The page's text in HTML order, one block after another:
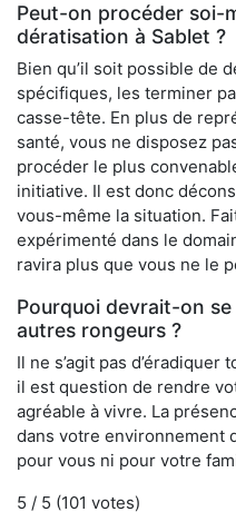
Peut-on procéder soi-
dératisation à Sablet ?
Bien qu’il soit possible de
spécifiques, les terminer
casse-tête. En plus de
santé, vous ne disposez
procéder le plus
initiative. Il est donc
vous-même la situation.
expérimenté dans le
ravira plus que vous ne le
Pourquoi devrait-on
autres rongeurs ?
Il ne s’agit pas
il est question de rendre
agréable à vivre. La
dans votre environnement
pour vous ni pour votre
5 / 5 (101 votes)